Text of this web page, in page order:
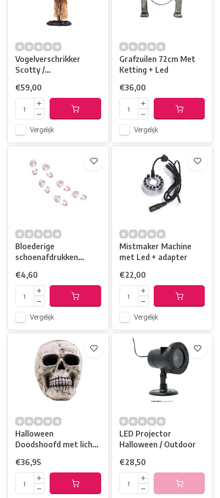
Vogelverschrikker
Scotty /
€59,00
Vergelijk
Grafzuilen 72cm Met
Ketting + Led
€36,00
Vergelijk
Bloederige
schoenafdrukken
€4,60
Vergelijk
Mistmaker Machine
met Led + adapter
€22,00
Vergelijk
Halloween
Doodshoofd met licht
€36,95
LED Projector
Halloween / Outdoor
€28,50